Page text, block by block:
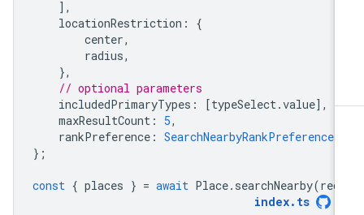
locationRestriction
center
radius
// optional parameters
includedPrimaryTypes: [typeSelect.value ],
maxResultCount:
rankPreference:
const { places = await Place.searchNearby(
index. ts